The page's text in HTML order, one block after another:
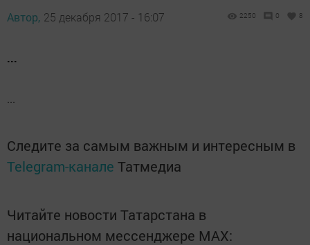
Автор, 25 декабря 2017 - 16:07 2250 0 8
...
...
Следите за самым важным и интересным в
Telegram-канале Татмедиа
Читайте новости Татарстана в
национальном мессенджере MАХ: